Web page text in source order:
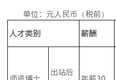
单位：元人民币（税前）
人才类别
薪酬
出站后